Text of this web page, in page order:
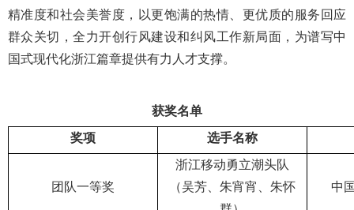
精准度和社会美誉度，以更饱满的热情、更优质的服务回应
群众关切，全力开创行风建设和纠风工作新局面，为谱写中
国式现代化浙江篇章提供有力人才支撑。
获奖名单
奖项
选手名称
团队一等奖
浙江移动勇立潮头队
（吴芳、朱宵宵、朱怀
中